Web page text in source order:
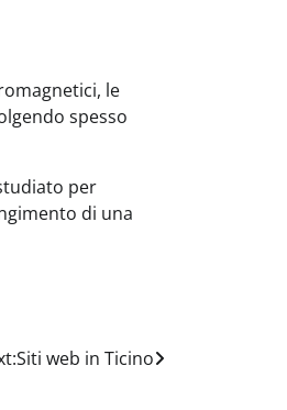
le
spesso
per
di una
Siti web in Ticino